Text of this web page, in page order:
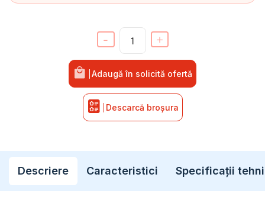
-
Cantitate RICOH PJ UHL3660 UST
+
Adaugă în solicită ofertă
Descarcă broșura
Descriere Caracteristici Specificații